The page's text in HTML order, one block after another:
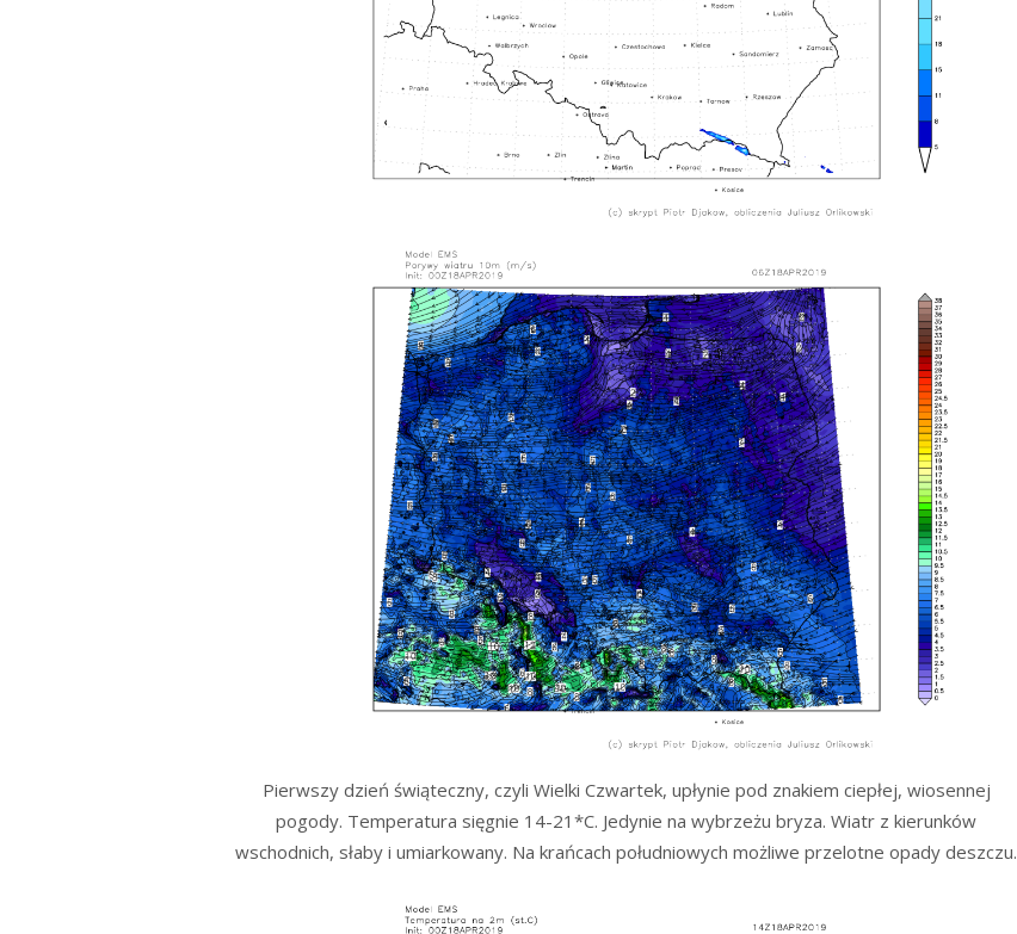
Pierwszy dzień świąteczny, czyli Wielki Czwartek, upłynie pod znakiem ciepłej, wiosennej
pogody. Temperatura sięgnie 14-21*C. Jedynie na wybrzeżu bryza. Wiatr z kierunków
wschodnich, słaby i umiarkowany. Na krańcach południowych możliwe przelotne opady deszczu.